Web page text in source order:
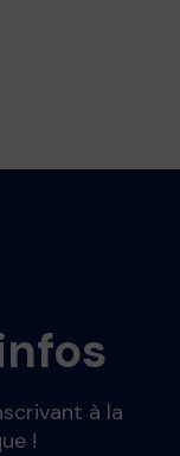
à la
!